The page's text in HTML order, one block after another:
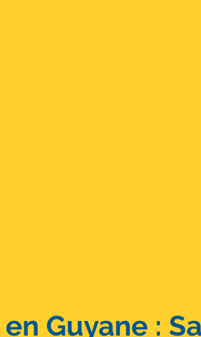
Guyane :